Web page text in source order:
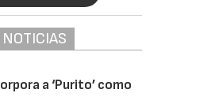
a ‘Purito’ como